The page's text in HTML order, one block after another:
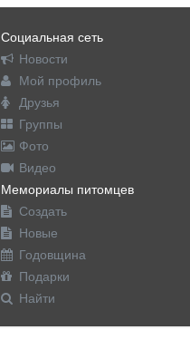
Социальная сеть
Новости
Мой профиль
Друзья
Группы
Фото
Видео
Мемориалы питомцев
Создать
Новые
Годовщина
Подарки
Найти